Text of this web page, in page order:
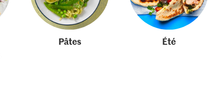
Pâtes Été